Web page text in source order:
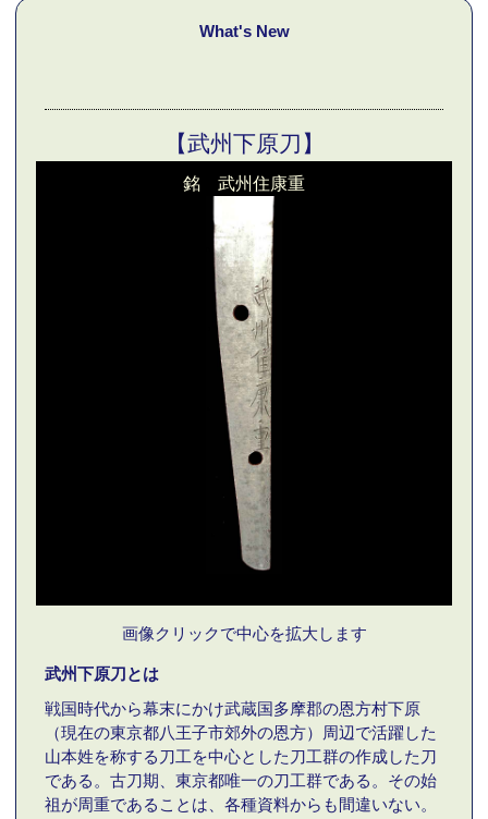
What's New
【武州下原刀】
銘 武州住康重
画像クリックで中心を拡大します
武州下原刀とは
戦国時代から幕末にかけ武蔵国多摩郡の恩方村下原
（現在の東京都八王子市郊外の恩方）周辺で活躍した
山本姓を称する刀工を中心とした刀工群の作成した刀
である。古刀期、東京都唯一の刀工群である。その始
祖が周重であることは、各種資料からも間違いない。